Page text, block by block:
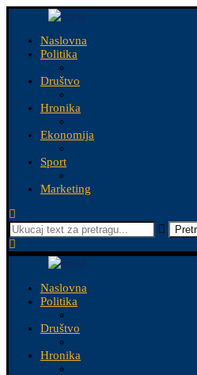
Naslovna
Politika
Društvo
Hronika
Ekonomija
Sport
Marketing
Naslovna
Politika
Društvo
Hronika